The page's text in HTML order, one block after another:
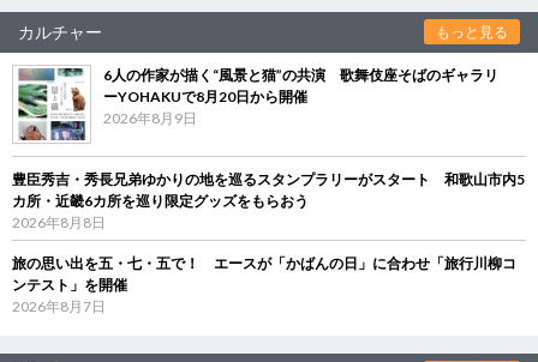
カルチャー もっと見る
6人の作家が描く“風景と猫”の共演 歌舞伎座そばのギャラリ
ーYOHAKUで8月20日から開催
2026年8月9日
豊臣秀吉・秀長兄弟ゆかりの地を巡るスタンプラリーがスタート 和歌山市内5
カ所・近畿6カ所を巡り限定グッズをもらおう
2026年8月8日
旅の思い出を五・七・五で！ エースが「かばんの日」に合わせ「旅行川柳コ
ンテスト」を開催
2026年8月7日